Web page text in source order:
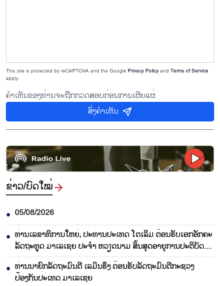
This site is protected by reCAPTCHA and the Google Privacy Policyand Terms of Service
apply.
ຄຳເຫັນຂອງທ່ານຈະຖືກກວດສອບກ່ອນການເຜີຍແຜ່
ສົ່ງຄຳເຫັນ
ຂ່າວ/ບົດ​ໃໝ່
● 05/08/2026
● ທ່ານເລຂາທິການໃຫຍ່, ປະທານປະເທດ ໂຕເລິມ ຕ້ອນຮັບເອກອັກຄະ
ລັດຖະທູດ ມາເລເຊຍ ປະຈຳ ຫວຽດນາມ ສິ້ນສຸດອາຍຸການປະຕິບັດ
ງານ
● ທ່ານນາຍົກລັດຖະມົນຕີ ເລມິນຮຶງ ຕ້ອນຮັບລັດຖະມົນຕີກະຊວງ
ປ້ອງກັນປະເທດ ມາເລເຊຍ